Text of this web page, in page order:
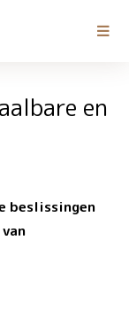
en
beslissingen